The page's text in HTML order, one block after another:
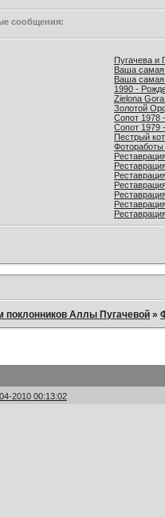
сообщения:
Пугачева и
Ваша
Ваша
1990 -
Zielona
Золотой
Сопот
Сопот
Пестрый
Фотоработы
поклонников Аллы Пугачевой »
2010 00:13:02